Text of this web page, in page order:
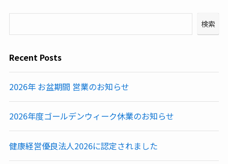
検索
Recent Posts
2026年 お盆期間 営業のお知らせ
2026年度ゴールデンウィーク休業のお知らせ
健康経営優良法人2026に認定されました